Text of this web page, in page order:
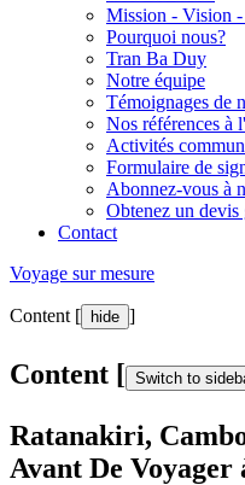
Mission - Vision -
Pourquoi nous?
Tran Ba Duy
Notre équipe
Témoignages de
Nos références à
Activités
Formulaire de
Abonnez-vous à
Obtenez un devis
Contact
Voyage sur mesure
Content [ hide ]
Content [ Switch to
Ratanakiri,
Avant De